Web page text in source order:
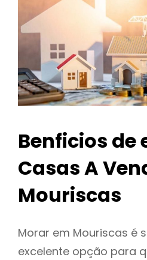
Benficios de
Casas A
Mouriscas
Morar em Mouriscas é
excelente opção para